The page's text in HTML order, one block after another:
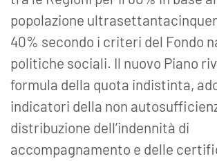
popolazione
40% secondo i criteri del Fondo
politiche sociali. Il nuovo Piano
formula della quota indistinta,
indicatori della non
distribuzione dell’indennità di
accompagnamento e delle